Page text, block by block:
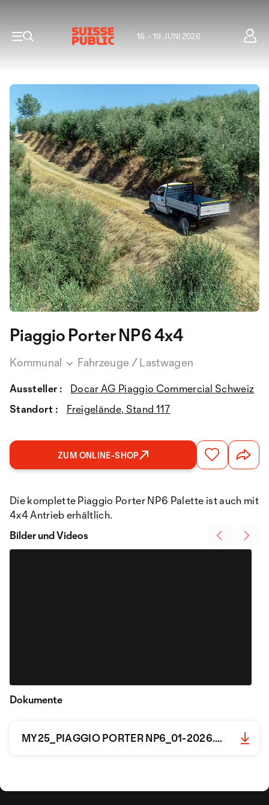
16. - 19. JUNI 2026
Piaggio Porter NP6 4x4
Kommunal Fahrzeuge / Lastwagen
Aussteller :
Docar AG Piaggio Commercial Schweiz
Standort :
Freigelände, Stand 117
ZUM ONLINE-SHOP
Die komplette Piaggio Porter NP6 Palette ist auch mit
4x4 Antrieb erhältlich.
Bilder und Videos
Dokumente
MY25_PIAGGIO PORTER NP6_01-2026.pdf